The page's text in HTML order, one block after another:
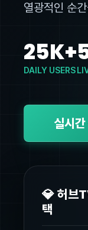
열광적인 순
25K+
DAILY USERS
실시
💎 허브
택